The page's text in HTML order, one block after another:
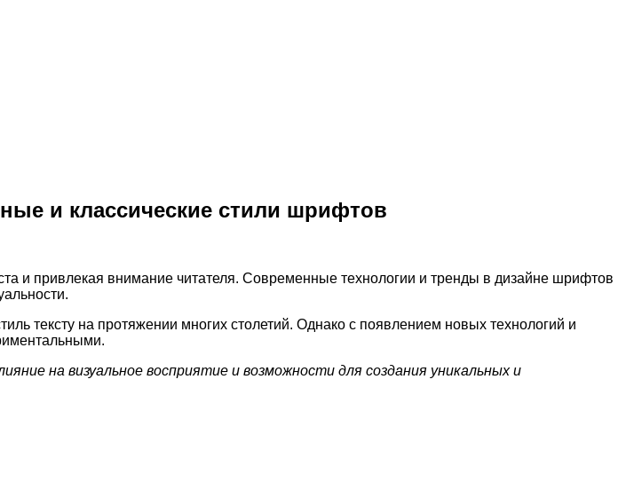
и классические стили шрифтов
и привлекая внимание читателя. Современные технологии и тренды в дизайне шрифтов
тексту на протяжении многих столетий. Однако с появлением новых технологий и
на визуальное восприятие и возможности для создания уникальных и